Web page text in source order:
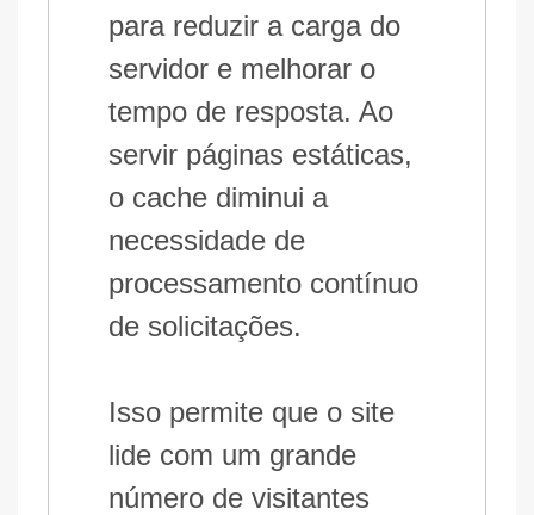
para reduzir a carga do
servidor e melhorar o
tempo de resposta. Ao
servir páginas estáticas,
o cache diminui a
necessidade de
processamento contínuo
de solicitações.
Isso permite que o site
lide com um grande
número de visitantes